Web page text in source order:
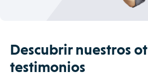
Descubrir nuestros
testimonios